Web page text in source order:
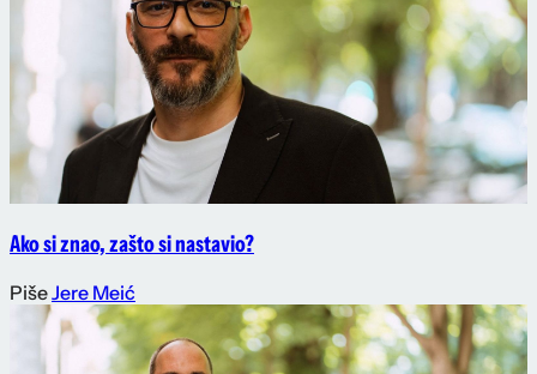
Ako si znao, zašto si nastavio?
PišeJere Meić